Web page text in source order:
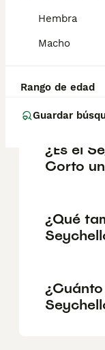
Hembra
Macho
Rango de edad
Guardar
cuidados.
un gato
corto?
¿Es el
Corto
¿Qué